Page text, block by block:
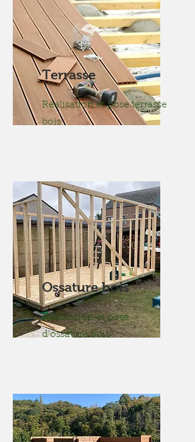
Terrasse
Réalisation et pose terrasse
bois
Ossature bois
Réalisation et pose
d'ossature bois